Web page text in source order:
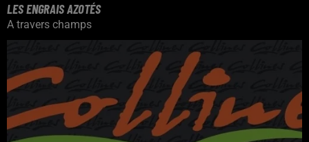
LES ENGRAIS AZOTÉS
A travers champs